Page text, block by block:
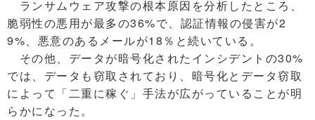
ランサムウェア攻撃の根本原因を分析したところ、
脆弱性の悪用が最多の36%で、認証情報の侵害が2
9%、悪意のあるメールが18％と続いている。
その他、データが暗号化されたインシデントの30%
では、データも窃取されており、暗号化とデータ窃取
によって「二重に稼ぐ」手法が広がっていることが明
らかになった。